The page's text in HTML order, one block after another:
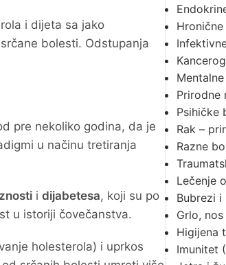
Prirodne
Psihičke
Rak –
Razne
Lečenje
Bubrezi i
Grlo,
Higijena
Imunitet
i dijeta sa jako
bolesti. Odstupanja
pre nekoliko godina, da je
u načinu tretiranja
i dijabetesa, koji su po
u istoriji čovečanstva.
holesterola) i uprkos